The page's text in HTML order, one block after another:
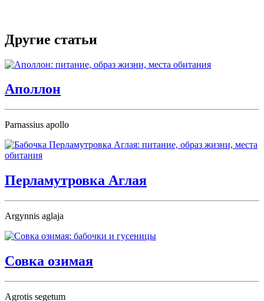
Другие статьи
Аполлон
Parnassius apollo
Перламутровка Аглая
Argynnis aglaja
Совка озимая
Agrotis segetum